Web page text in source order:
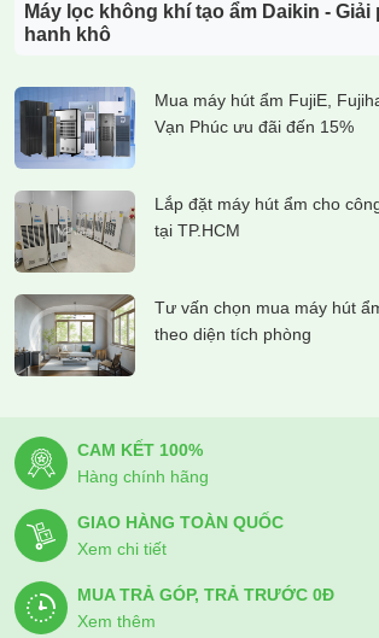
Máy lọc không khí tạo ẩm Daikin -
hanh khô
Mua máy hút ẩm FujiE,
Vạn Phúc ưu đãi đến 15%
Lắp đặt máy hút ẩm cho
tại TP.HCM
Tư vấn chọn mua máy hút
theo diện tích phòng
CAM KẾT 100%
Hàng chính hãng
GIAO HÀNG TOÀN QUỐC
Xem chi tiết
MUA TRẢ GÓP, TRẢ TRƯỚC 0Đ
Xem thêm